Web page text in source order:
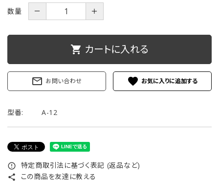
数量 － ＋
shopping_cart カートに入れる
mail_outline お問い合わせ favorite
型番: A-12
error_outline 特定商取引法に基づく表記 (返品など)
share この商品を友達に教える